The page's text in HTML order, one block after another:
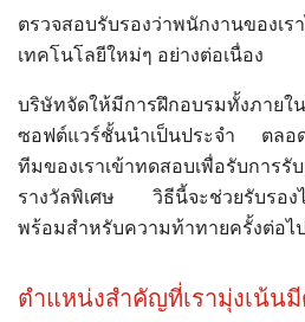
ตรวจสอบรับรองว่าพนักงานของเร
เทคโนโลยีใหม่ๆ อย่างต่อเนื่อง
บริษัทจัดให้มีการฝึกอบรมทั้งภาย
ซอฟต์แวร์ชั้นนำเป็นประจำ ตลอ
ทีมของเราเข้าทดสอบเพื่อรับการรั
รางวัลพิเศษ วิธีนี้จะช่วยรับรองไ
พร้อมสำหรับความท้าทายครั้งต่อไ
ตำแหน่งสำคัญที่เรามุ่งเน้น